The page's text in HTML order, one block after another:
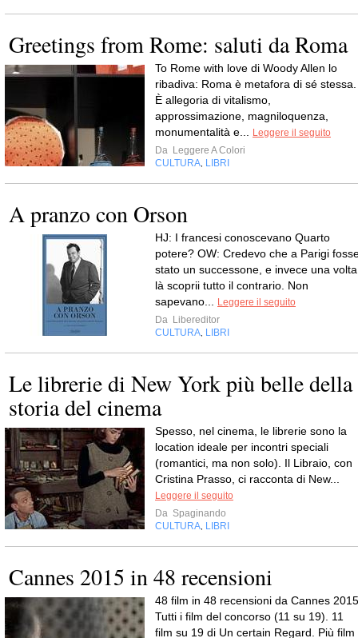
Greetings from Rome: saluti da Roma
To Rome with love di Woody Allen lo
ribadiva: Roma è metafora di sé stessa.
È allegoria di vitalismo,
approssimazione, magniloquenza,
monumentalità e...
Leggere il seguito
Da Leggere A Colori
CULTURA LIBRI
A pranzo con Orson
HJ: I francesi conoscevano Quarto
potere? OW: Credevo che a Parigi
stato un successone, e invece una volta
là scoprii tutto il contrario. Non
sapevano...
Leggere il seguito
Da Libereditor
CULTURA LIBRI
Le librerie di New York più belle della
storia del cinema
Spesso, nel cinema, le librerie sono la
location ideale per incontri speciali
(romantici, ma non solo). Il Libraio, con
Cristina Prasso, ci racconta di New...
Leggere il seguito
Da Spaginando
CULTURA LIBRI
Cannes 2015 in 48 recensioni
48 film in 48 recensioni da Cannes
Tutti i film del concorso (11 su 19). 11
film su 19 di Un certain Regard. Più film